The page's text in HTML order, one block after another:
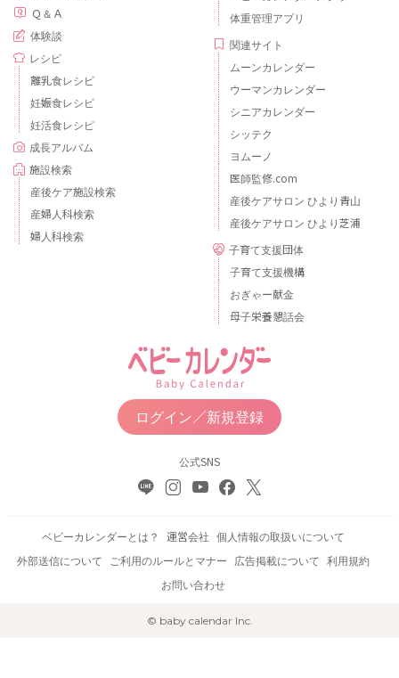
Ｑ＆Ａ
体験談
レシピ
離乳食レシピ
妊娠食レシピ
妊活食レシピ
成長アルバム
施設検索
産後ケア施設検索
産婦人科検索
婦人科検索
体重管理アプリ
関連サイト
ムーンカレンダー
ウーマンカレンダー
シニアカレンダー
シッテク
ヨムーノ
医師監修.com
産後ケアサロン ひより青山
産後ケアサロン ひより芝浦
子育て支援団体
子育て支援機構
おぎゃー献金
母子栄養懇話会
ログイン／新規登録
公式SNS
ベビーカレンダーとは？ 運営会社 個人情報の取扱いについて
外部送信について
ご利用のルールとマナー 広告掲載について 利用規約
お問い合わせ
© baby calendar Inc.